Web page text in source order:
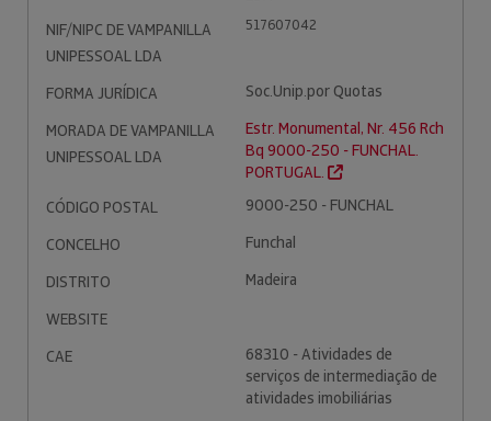
NIF/NIPC DE VAMPANILLA
UNIPESSOAL LDA
517607042
FORMA JURÍDICA
Soc.Unip.por Quotas
MORADA DE VAMPANILLA
UNIPESSOAL LDA
Estr. Monumental, Nr. 456 Rch
Bq 9000-250 - FUNCHAL.
PORTUGAL.
CÓDIGO POSTAL
9000-250 - FUNCHAL
CONCELHO
Funchal
DISTRITO
Madeira
WEBSITE
CAE
68310 - Atividades de
serviços de intermediação de
atividades imobiliárias